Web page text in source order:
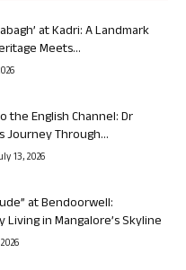
at Kadri: A Landmark
Meets...
the English Channel: Dr
Journey Through...
13, 2026
at Bendoorwell:
in Mangalore’s Skyline